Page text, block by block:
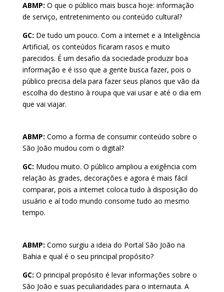
ABMP: O que o público mais busca hoje: informação
de serviço, entretenimento ou conteúdo cultural?
GC: De tudo um pouco. Com a internet e a Inteligência
Artificial, os conteúdos ficaram rasos e muito
parecidos. É um desafio da sociedade produzir boa
informação e é isso que a gente busca fazer, pois o
público precisa dela para fazer seus planos que vão da
escolha do destino à roupa que vai usar e até o dia em
que vai viajar.
ABMP: Como a forma de consumir conteúdo sobre o
São João mudou com o digital?
GC: Mudou muito. O público ampliou a exigência com
relação às grades, decorações e agora é mais fácil
comparar, pois a internet coloca tudo à disposição do
usuário e aí todo mundo consome tudo ao mesmo
tempo.
ABMP: Como surgiu a ideia do Portal São João na
Bahia e qual é o seu principal propósito?
GC: O principal propósito é levar informações sobre o
São João e suas peculiaridades para o internauta. A